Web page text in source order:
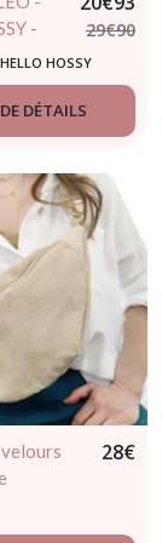
-
et
29€90
HOSSY
DÉTAILS
velours
28€